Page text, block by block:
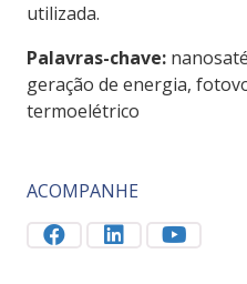
utilizada.
Palavras-chave:
geração de energia,
termoelétrico
ACOMPANHE